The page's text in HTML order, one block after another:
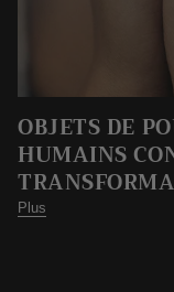
OBJETS DE
HUMAINS
Plus